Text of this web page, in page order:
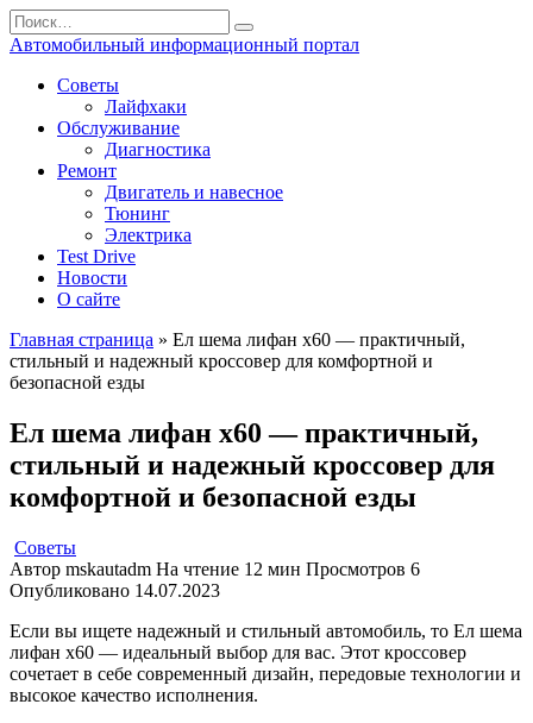
Перейти
к
Search
for:
Автомобильный информационный портал
Советы
Лайфхаки
Обслуживание
Диагностика
Ремонт
Двигатель и навесное
Тюнинг
Электрика
Test Drive
Новости
О сайте
Главная страница » Ел шема лифан х60 — практичный,
стильный и надежный кроссовер для комфортной и
безопасной езды
Ел шема лифан х60 — практичный,
стильный и надежный кроссовер для
комфортной и безопасной езды
Советы
Автор mskautadm На чтение 12 мин Просмотров 6
Опубликовано 14.07.2023
Если вы ищете надежный и стильный автомобиль, то Ел шема
лифан х60 — идеальный выбор для вас. Этот кроссовер
сочетает в себе современный дизайн, передовые технологии и
высокое качество исполнения.